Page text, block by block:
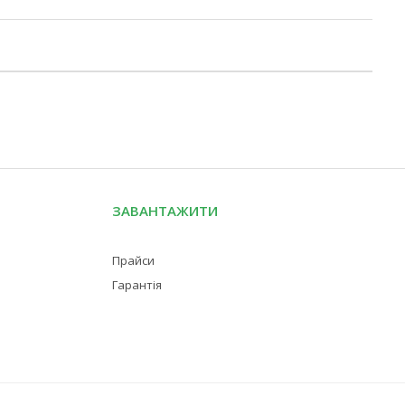
ЗАВАНТАЖИТИ
Прайси
Гарантія